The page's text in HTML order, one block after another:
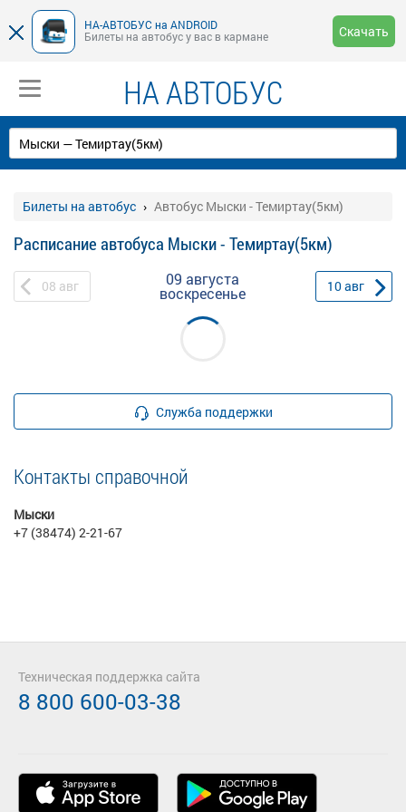
НА-АВТОБУС на ANDROID
Билеты на автобус у вас в кармане
Скачать
НА АВТОБУС
Билеты на автобус Автобус Мыски - Темиртау(5км)
Расписание автобуса Мыски - Темиртау(5км)
08 авг 09 августа
воскресенье 10авг
Служба поддержки
Контакты справочной
Мыски
+7 (38474) 2-21-67
Техническая поддержка сайта
8 800 600-03-38